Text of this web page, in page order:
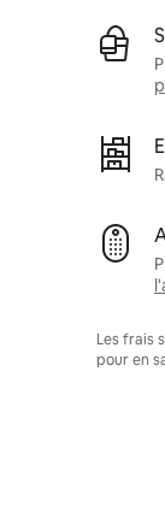
Les frais
pour en